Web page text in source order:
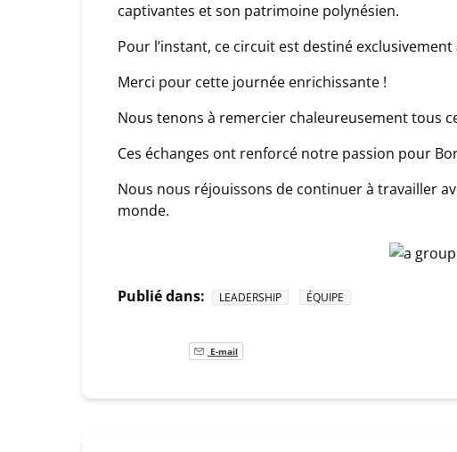
captivantes et son patrimoine polynésien.
Pour l’instant, ce circuit est destiné
Merci pour cette journée enrichissante !
Nous tenons à remercier chaleureusement tous
Ces échanges ont renforcé notre passion pour
Nous nous réjouissons de continuer à travailler
monde.
Publié dans: LEADERSHIP ÉQUIPE
E-mail